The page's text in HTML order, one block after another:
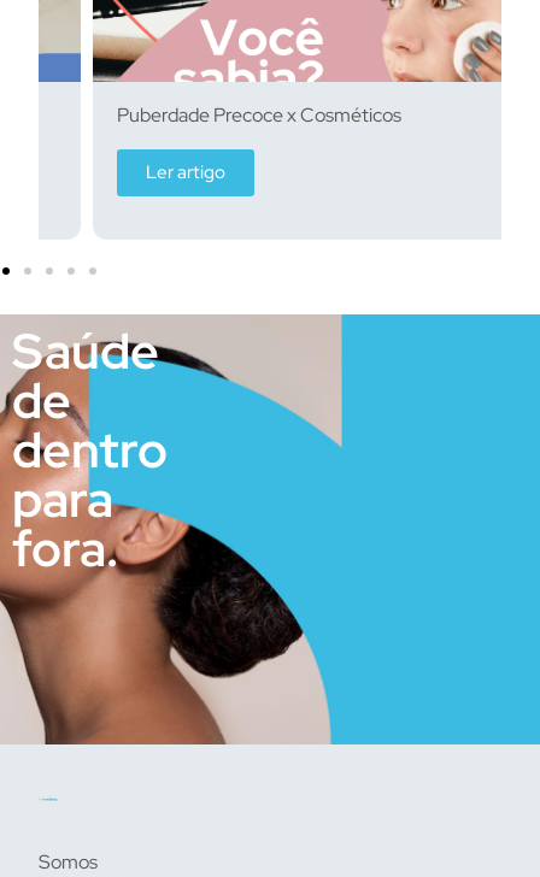
Puberdade Precoce x Cosméticos
Ler artigo
Saúde
de
dentro
para
fora.
Somos